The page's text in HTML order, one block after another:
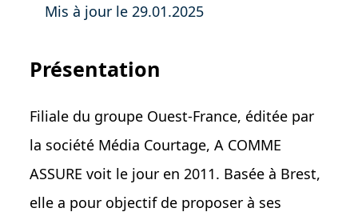
Mis à jour le 29.01.2025
Présentation
Filiale du groupe Ouest-France, éditée par
la société Média Courtage, A COMME
ASSURE voit le jour en 2011. Basée à Brest,
elle a pour objectif de proposer à ses